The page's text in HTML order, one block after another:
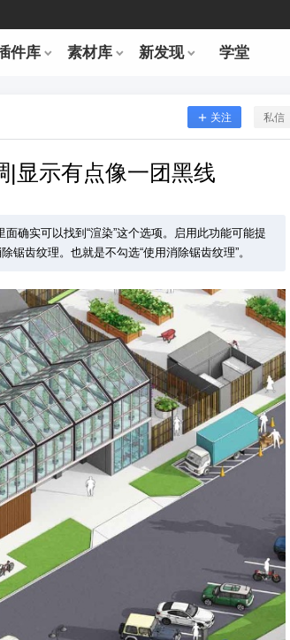
件库 素材库 新发现 学堂
关注 私信
|显示有点像一团黑线
确实可以找到“渲染”这个选项。启用此功能可能提
齿纹理。也就是不勾选“使用消除锯齿纹理”。